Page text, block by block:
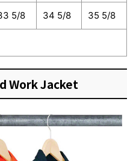
5/8 34 5/8 35 5/8
Work Jacket